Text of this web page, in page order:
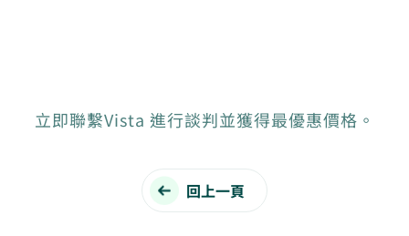
立即聯繫Vista 進行談判並獲得最優惠價格。
回上一頁